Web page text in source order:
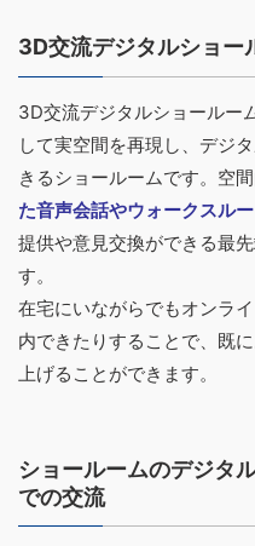
3D交流デジタルショー
3D交流デジタルショールー
して実空間を再現し、デジ
きるショールームです。空
た音声会話やウォークスル
提供や意見交換ができる最
す。
在宅にいながらでもオンラ
内できたりすることで、既
上げることができます。
ショールームのデジタ
での交流